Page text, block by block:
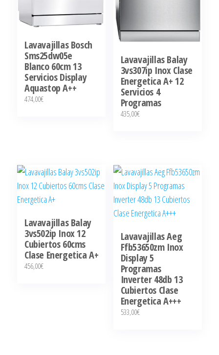
Lavavajillas Bosch
Sms25dw05e
Blanco 60cm 13
Servicios Display
Aquastop A++
474,00€
Lavavajillas Balay
3vs307ip Inox Clase
Energetica A+ 12
Servicios 4
Programas
435,00€
Lavavajillas Balay
3vs502ip Inox 12
Cubiertos 60cms
Clase Energetica A+
456,00€
Lavavajillas Aeg
Ffb53650zm Inox
Display 5
Programas
Inverter 48db 13
Cubiertos Clase
Energetica A+++
533,00€